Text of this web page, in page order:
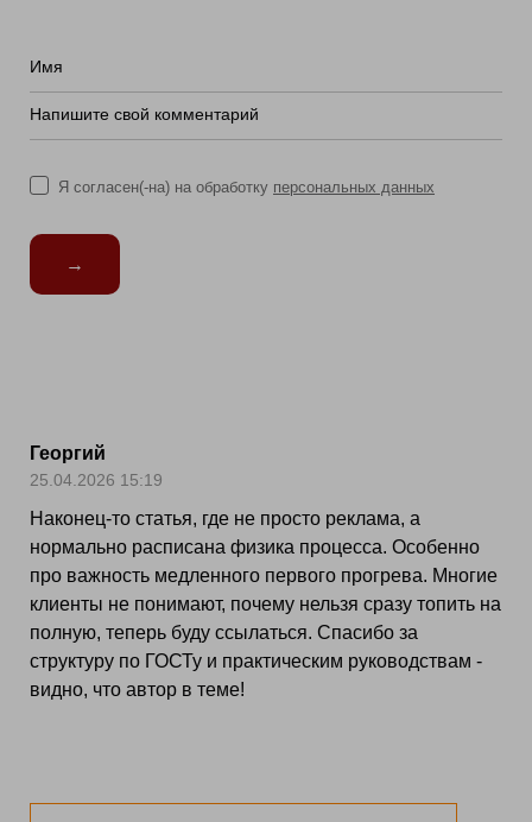
Имя
Напишите свой комментарий
→
Я согласен(-на) на обработку персональных данных
Георгий
25.04.2026 15:19
Наконец-то статья, где не просто реклама, а
нормально расписана физика процесса. Особенно
про важность медленного первого прогрева. Многие
клиенты не понимают, почему нельзя сразу топить на
полную, теперь буду ссылаться. Спасибо за
структуру по ГОСТу и практическим руководствам -
видно, что автор в теме!